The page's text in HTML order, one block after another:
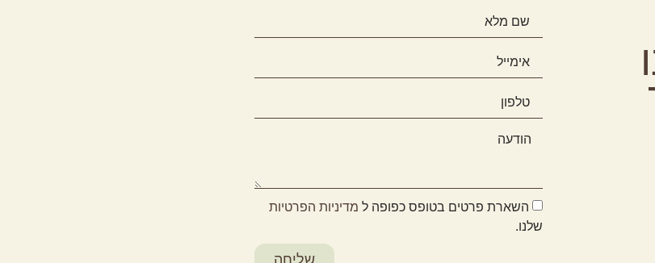
השארת פרטים בטופס כפופה ל מדיניות הפרטיות
שלנו.
שליחה